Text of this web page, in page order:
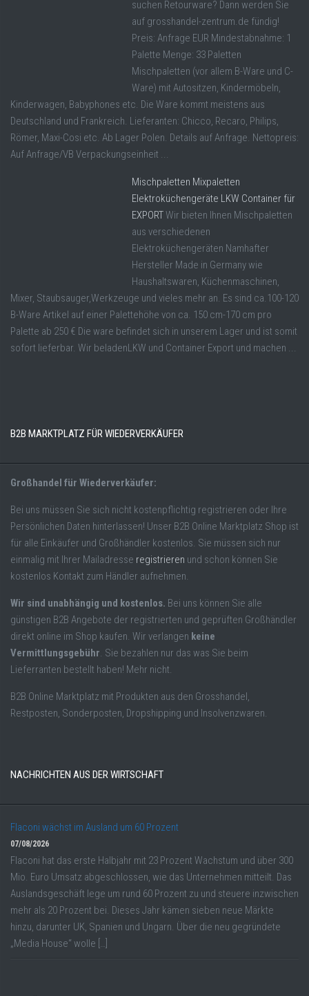
suchen Retourware? Dann werden Sie
auf grosshandel-zentrum.de fündig!
Preis: Anfrage EUR Mindestabnahme: 1
Palette Menge: 33 Paletten
Mischpaletten (vor allem B-Ware und C-
Ware) mit Autositzen, Kindermöbeln,
Kinderwagen, Babyphones etc. Die Ware kommt meistens aus
Deutschland und Frankreich. Lieferanten: Chicco, Recaro, Philips,
Römer, Maxi-Cosi etc. Ab Lager Polen. Details auf Anfrage. Nettopreis:
Auf Anfrage/VB Verpackungseinheit ...
Mischpaletten Mixpaletten
Elektroküchengeräte LKW Container für
EXPORTWir bieten Ihnen Mischpaletten
aus verschiedenen
Elektroküchengeräten Namhafter
Hersteller Made in Germany wie
Haushaltswaren, Küchenmaschinen,
Mixer, Staubsauger,Werkzeuge und vieles mehr an. Es sind ca.100-120
B-Ware Artikel auf einer Palettehöhe von ca. 150 cm-170 cm pro
Palette ab 250 € Die ware befindet sich in unserem Lager und ist somit
sofort lieferbar. Wir beladenLKW und Container Export und machen ...
B2B MARKTPLATZ FÜR WIEDERVERKÄUFER
Großhandel für Wiederverkäufer:
Bei uns müssen Sie sich nicht kostenpflichtig registrieren oder Ihre
Persönlichen Daten hinterlassen! Unser B2B Online Marktplatz Shop ist
für alle Einkäufer und Großhändler kostenlos. Sie müssen sich nur
einmalig mit Ihrer Mailadresse registrieren und schon können Sie
kostenlos Kontakt zum Händler aufnehmen.
Wir sind unabhängig und kostenlos. Bei uns können Sie alle
günstigen B2B Angebote der registrierten und geprüften Großhändler
direkt online im Shop kaufen. Wir verlangen keine
Vermittlungsgebühr. Sie bezahlen nur das was Sie beim
Lieferranten bestellt haben! Mehr nicht.
B2B Online Marktplatz mit Produkten aus den Grosshandel,
Restposten, Sonderposten, Dropshipping und Insolvenzwaren.
NACHRICHTEN AUS DER WIRTSCHAFT
Flaconi wächst im Ausland um 60 Prozent
07/08/2026
Flaconi hat das erste Halbjahr mit 23 Prozent Wachstum und über 300
Mio. Euro Umsatz abgeschlossen, wie das Unternehmen mitteilt. Das
Auslandsgeschäft lege um rund 60 Prozent zu und steuere inzwischen
mehr als 20 Prozent bei. Dieses Jahr kämen sieben neue Märkte
hinzu, darunter UK, Spanien und Ungarn. Über die neu gegründete
„Media House“ wolle […]